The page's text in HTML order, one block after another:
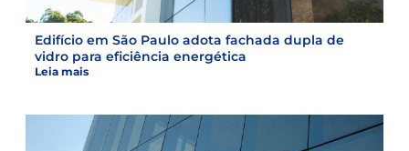
Edifício em São Paulo adota fachada dupla de
vidro para eficiência energética
Leia mais